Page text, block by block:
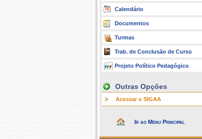
Calendário
Documentos
Turmas
Trab. de Conclusão de Curso
Projeto Político Pedagógico
Outras Opções
Acessar o SIGAA
Ir ao Menu Principal